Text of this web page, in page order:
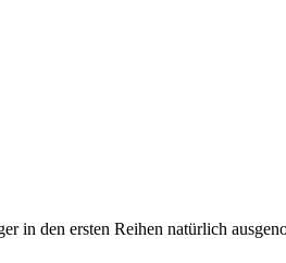
in den ersten Reihen natürlich